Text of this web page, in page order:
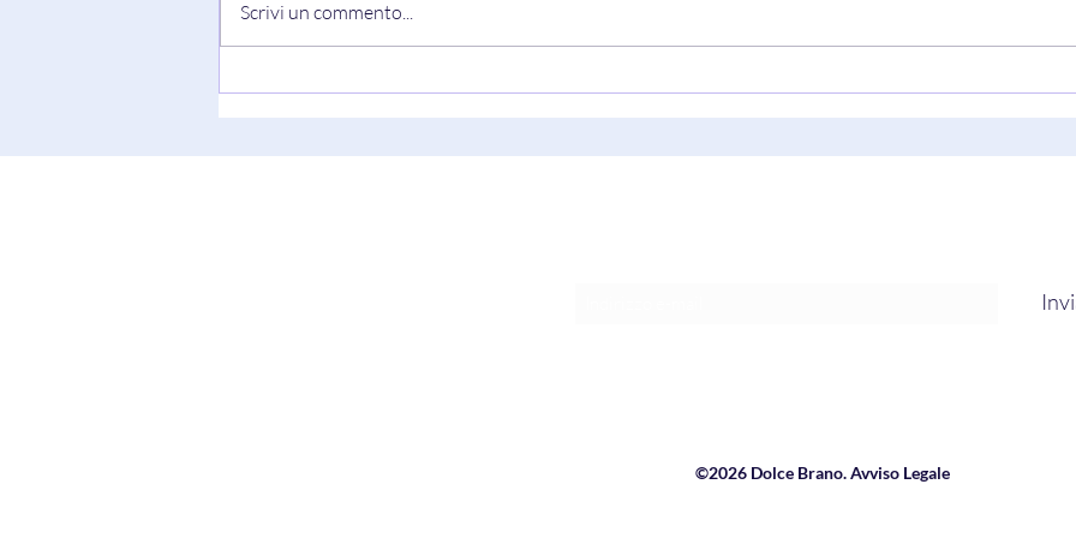
Scrivi un commento...
©2026 Dolce Brano. Avviso Legale